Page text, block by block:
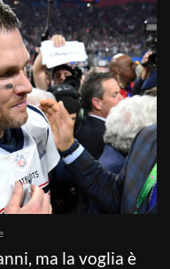
ma la voglia è